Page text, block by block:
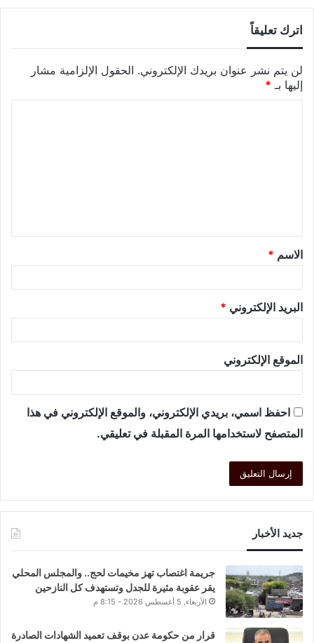
اترك تعليقاً
لن يتم نشر عنوان بريدك الإلكتروني. الحقول الإلزامية مشار
إليها بـ *
الاسم *
البريد الإلكتروني *
الموقع الإلكتروني
احفظ اسمي، بريدي الإلكتروني، والموقع الإلكتروني في هذا
المتصفح لاستخدامها المرة المقبلة في تعليقي.
جديد الأخبار
جريمة اغتصاب تهز مخيمات لحج.. والمجلس المحلي
يقر عقوبة مثيرة للجدل وتستهدف كل النازحين
الأربعاء, 5 أغسطس 2026 - 8:15 م
قرار من حكومة عدن بوقف تعميد الشهادات الصادرة